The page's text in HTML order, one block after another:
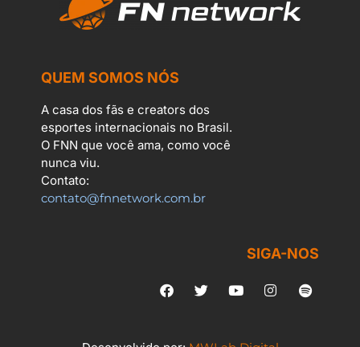
QUEM SOMOS NÓS
A casa dos fãs e creators dos
esportes internacionais no Brasil.
O FNN que você ama, como você
nunca viu.
Contato:
contato@fnnetwork.com.br
SIGA-NOS